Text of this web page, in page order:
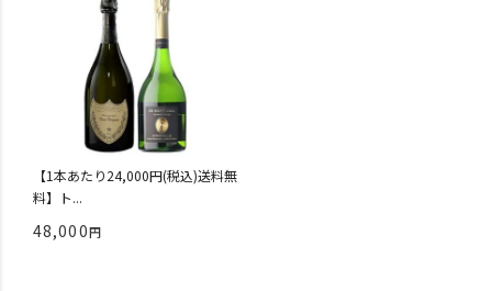
【1本あたり24,000円(税込)送料無
料】ト...
48,000